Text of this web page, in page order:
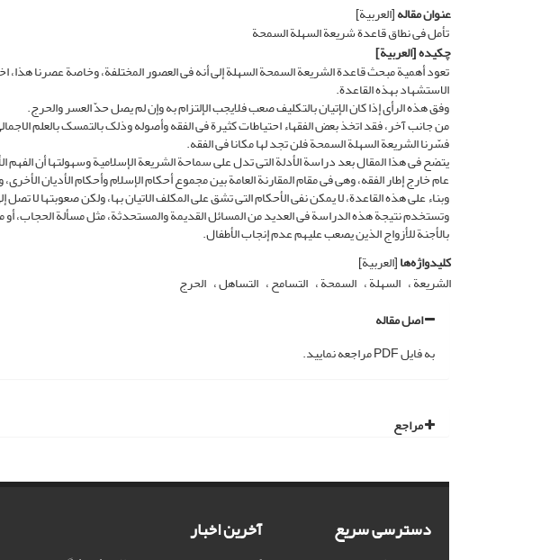
عنوان مقاله[العربیة]
تأمل فی نطاق قاعدة شریعة السهلة السمحة
چکیده[العربیة]
تعود أهمیة مبحث قاعدة الشریعة السمحة السهلة إلى أنه فی العصور المختلفة، وخاصة عصرنا هذا،
الاستشهاد بهذه القاعدة.
وفق هذه الرأی إذا کان الإتیان بالتکلیف صعب فلایجب الإلتزام به وإن لم یصل حدّ العسر والحرج.
من جانب آخر، فقد اتخذ بعض الفقهاء احتیاطات کثیرة فی الفقه وأصوله وذلک بالتمسک بالعلم
فسّرنا الشریعة السهلة السمحة فلن تجد لها مکانا فی الفقه.
یتضح فی هذا المقال بعد دراسة الأدلة التی تدل على سماحة الشریعة الإسلامیة وسهولتها أن الفهم
عام خارج إطار الفقه، وهی فی مقام المقارنة العامة بین مجموع أحکام الإسلام وأحکام الأدیان
وبناء على هذه القاعدة، لا یمکن نفی الأحکام التی تشق على المکلف الاتیان بها، ولکن صعوبتها لا تصل
وتستخدم نتیجة هذه الدراسة فی العدید من المسائل القدیمة والمستحدثة، مثل مسألة الحجاب، أو
بالأجنة للأزواج الذین یصعب علیهم عدم إنجاب الأطفال.
کلیدواژه‌ها[العربیة]
الشریعة السهلة السمحة التسامح التساهل الحرج
اصل مقاله
به فایل PDF مراجعه نمایید.
مراجع
دسترسی سریع آخرین اخبار